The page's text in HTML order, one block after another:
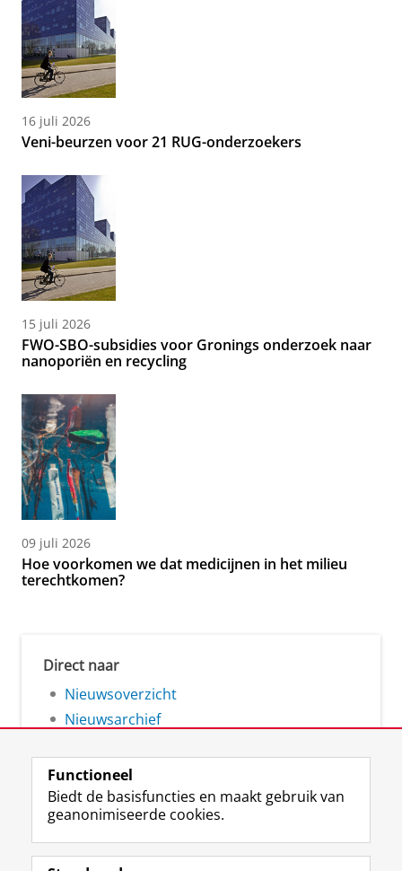
16 juli 2026
Veni-beurzen voor 21 RUG-onderzoekers
15 juli 2026
FWO-SBO-subsidies voor Gronings onderzoek naar
nanoporiën en recycling
09 juli 2026
Hoe voorkomen we dat medicijnen in het milieu
terechtkomen?
Direct naar
Nieuwsoverzicht
Nieuwsarchief
Volg de RUG
F
a
L
i
R
S
I
n
Y
o
Functioneel
Biedt de basisfuncties en maakt gebruik van
geanonimiseerde cookies.